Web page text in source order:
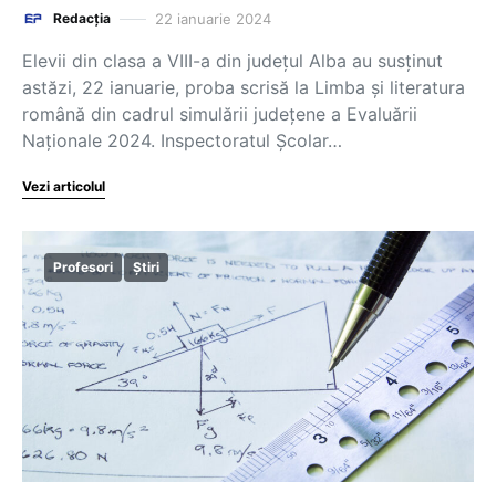
Redacția 22 ianuarie 2024
Elevii din clasa a VIII-a din județul Alba au susținut
astăzi, 22 ianuarie, proba scrisă la Limba și literatura
română din cadrul simulării județene a Evaluării
Naționale 2024. Inspectoratul Școlar…
Vezi articolul
Profesori Știri